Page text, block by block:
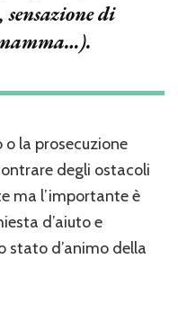
sensazione di
la prosecuzione
degli ostacoli
ma l’importante è
d’aiuto e
stato d’animo della